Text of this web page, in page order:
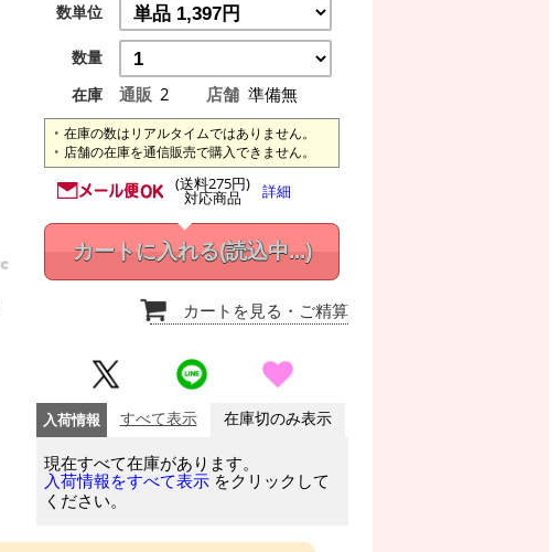
数単位
数量
在庫
通販 2 店舗 準備無
在庫の数はリアルタイムではありません。
店舗の在庫を通信販売で購入できません。
(送料275円)
対応商品 詳細
カートに入れる(読込中...)
カートを見る ・ご精算
入荷情報 すべて表示 在庫切のみ表示
現在すべて在庫があります。
入荷情報をすべて表示 をクリックして
ください。